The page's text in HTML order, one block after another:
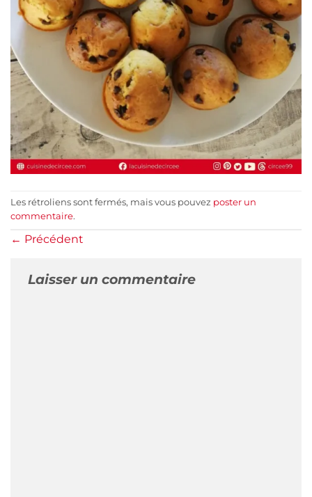
Les rétroliens sont fermés, mais vous pouvez poster un
commentaire.
← Précédent
Laisser un commentaire